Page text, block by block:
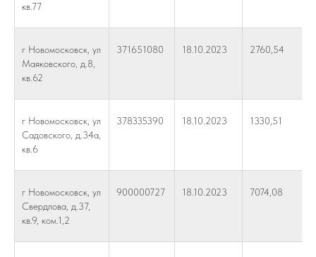
кв.77
г Новомосковск, ул
Маяковского, д.8,
кв.62
371651080 18.10.2023 2760,54
г Новомосковск, ул
Садовского, д.34а,
кв.6
378335390 18.10.2023 1330,51
г Новомосковск, ул
Свердлова, д.37,
кв.9, ком.1,2
900000727 18.10.2023 7074,08